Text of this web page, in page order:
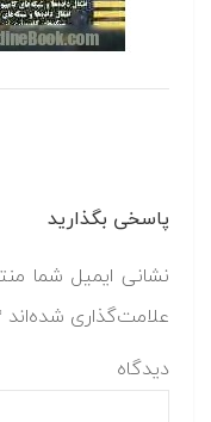
پاسخی بگذارید
نشانی ایمیل شما
علامت‌گذاری شده‌اند
دیدگاه